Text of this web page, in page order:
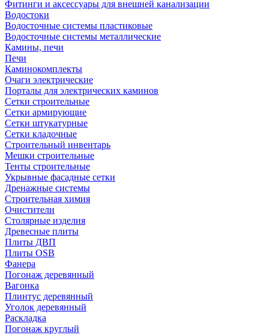
Фитинги и аксессуары для внешней канализации
Водостоки
Водосточные системы пластиковые
Водосточные системы металлические
Камины, печи
Печи
Каминокомплекты
Очаги электрические
Порталы для электрических каминов
Сетки строительные
Сетки армирующие
Сетки штукатурные
Сетки кладочные
Строительный инвентарь
Мешки строительные
Тенты строительные
Укрывные фасадные сетки
Дренажные системы
Строительная химия
Очистители
Столярные изделия
Древесные плиты
Плиты ДВП
Плиты OSB
Фанера
Погонаж деревянный
Вагонка
Плинтус деревянный
Уголок деревянный
Раскладка
Погонаж круглый